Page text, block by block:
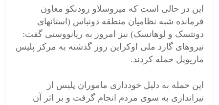
این در حالی است که میروسلاو رودنکو معاون
فرمانده شبه نظامیان منطقه دونباس (استانهای
دونتسک و لوهانسک) نیز امروز به ریانووستی گفت:
نیروهای گارد ملی اوکراین روز گذشته به مرکز پلیس
ماریوپل حمله کردند.
این حمله به دلیل خودداری ماموران پلیس از
تیراندازی به سوی مردم انجام گرفت و بر اثر آن